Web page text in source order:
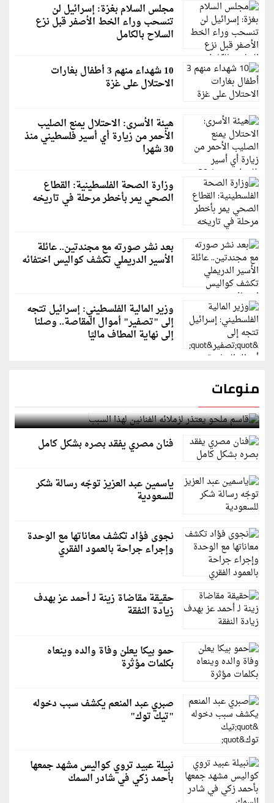
مجلس السلام بغزة: إسرائيل لن
تنسحب وراء الخط الأصفر قبل نزع
السلاح بالكامل
10 شهداء منهم 3 أطفال بغارات
الاحتلال على غزة
هيئة الأسرى: الاحتلال يمنع الصليب
الأحمر من زيارة أي أسير فلسطيني منذ
30 شهرا
وزارة الصحة الفلسطينية: القطاع
الصحي يمر بأخطر مرحلة في تاريخه
بعد نشر صورته مع مجندتين.. عائلة
الأسير الدريملي تكشف كواليس اختفائه
وزير المالية الفلسطيني: إسرائيل تتجه
إلى "تصفير" أموال المقاصة.. وصلنا
إلى نهاية المطاف ماليًا
منوعات
قاسم ملحو يعتذر لزملائه الفنانين لهذا السبب
فنان مصري يفقد بصره بشكل كامل
ياسمين عبد العزيز توجّه رسالة شكر
للسعودية
نجوى فؤاد تكشف معاناتها مع الوحدة
وإجراء جراحة بالعمود الفقري
حقيقة مقاضاة زينة لـ أحمد عز بهدف
زيادة النفقة
حمو بيكا يعلن وفاة والده وينعاه
بكلمات مؤثرة
صبري عبد المنعم يكشف سبب دخوله
"تيك توك"
نبيلة عبيد تروي كواليس مشهد جمعها
بأحمد زكي في شادر السمك